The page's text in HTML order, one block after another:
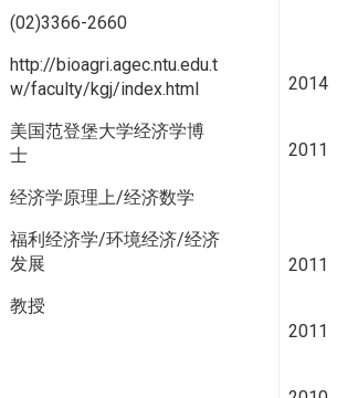
(02)3366-2660
http://bioagri.agec.ntu.edu.t
w/faculty/kgj/index.html
美国范登堡大学经济学博
士
经济学原理上/经济数学
福利经济学/环境经济/经济
发展
教授
2014
2011
2011
2011